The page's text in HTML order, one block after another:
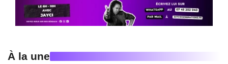
À la une